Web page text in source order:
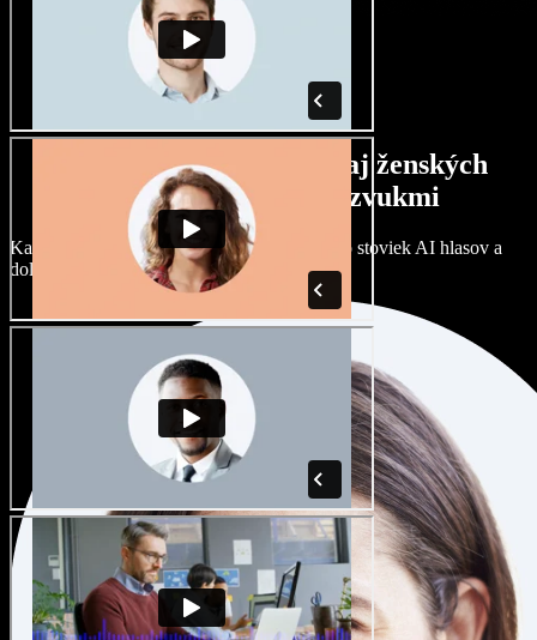
Široký výber mužských aj ženských
hlasov s rôznymi prízvukmi
Každý projekt môže znieť inak. Vyberte si zo stoviek AI hlasov a
dolaďte si ich podľa seba.